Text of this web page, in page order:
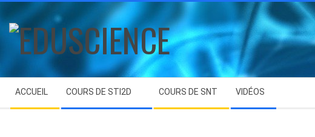
to
content
EDUSCIENCE
Navigation
Menu
ACCUEIL COURS DE STI2D COURS DE SNT VIDÉOS